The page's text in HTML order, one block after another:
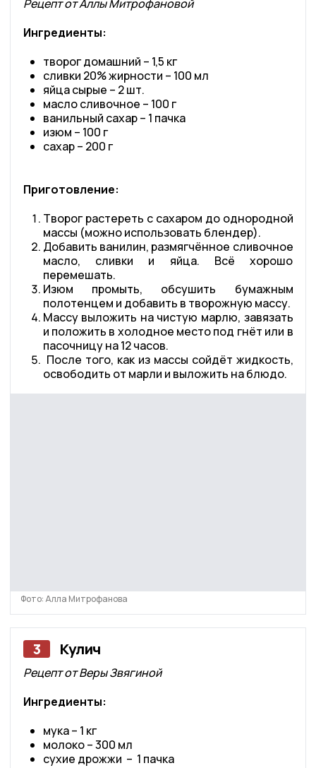
Рецепт от Аллы Митрофановой
Ингредиенты:
творог домашний – 1,5 кг
сливки 20% жирности – 100 мл
яйца сырые – 2 шт.
масло сливочное – 100 г
ванильный сахар – 1 пачка
изюм – 100 г
сахар – 200 г
Приготовление:
Творог растереть с сахаром до однородной
массы (можно использовать блендер).
Добавить ванилин, размягчённое сливочное
масло, сливки и яйца. Всё хорошо
перемешать.
Изюм промыть, обсушить бумажным
полотенцем и добавить в творожную массу.
Массу выложить на чистую марлю, завязать
и положить в холодное место под гнёт или в
пасочницу на 12 часов.
После того, как из массы сойдёт жидкость,
освободить от марли и выложить на блюдо.
Фото: Алла Митрофанова
3 Кулич
Рецепт от Веры Звягиной
Ингредиенты:
мука – 1 кг
молоко – 300 мл
сухие дрожжи – 1 пачка